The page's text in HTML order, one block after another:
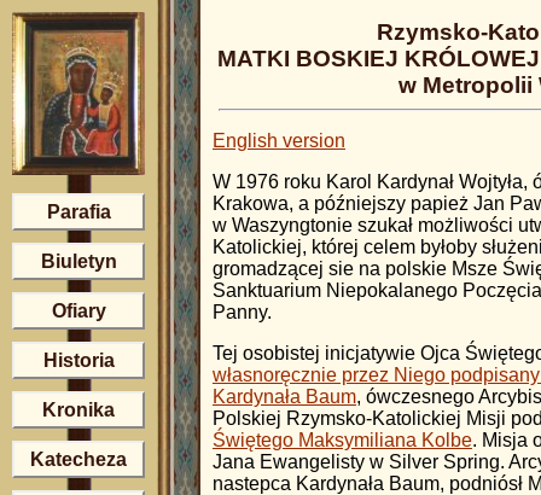
Parafia
Biuletyn
Ofiary
Historia
Kronika
Katecheza
Rzymsko-
MATKI BOSKIEJ
w Metropolii
English version
W 1976 roku Karol Kardynał Wojtyła,
Krakowa, a późniejszy papież Jan
w Waszyngtonie szukał możliwości
Katolickiej, której celem byłoby
gromadzącej sie na polskie Msze
Sanktuarium Niepokalanego
Panny.
Tej osobistej inicjatywie Ojca
własnoręcznie przez Niego
Kardynała Baum, ówczesnego
Polskiej Rzymsko-Katolickiej Misji
Świętego Maksymiliana Kolbe. Misja
Jana Ewangelisty w Silver Spring.
nastepca Kardynała Baum, podniósł